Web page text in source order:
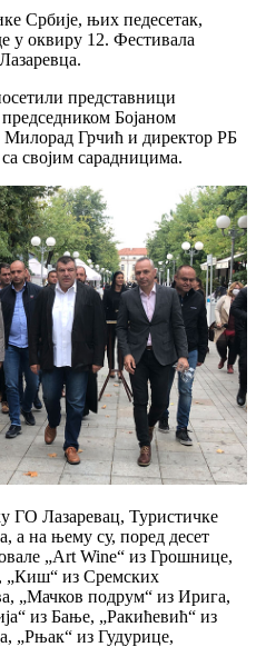
Србије, њих педесетак,
у оквиру 12. Фестивала
представници
Бојаном
Грчић и директор РБ
својим сарадницима.
ГО Лазаревац, Туристичке
а на њему су, поред десет
„Art Wine“ из Грошнице,
„Киш“ из Сремских
„Мачков подрум“ из Ирига,
из Бање, „Ракићевић“ из
„Рњак“ из Гудурице,